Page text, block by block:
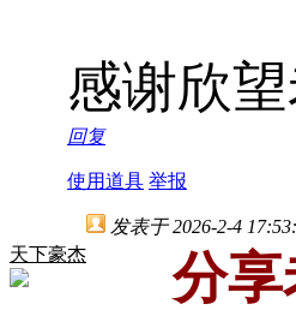
感谢欣
回复
使用道具 举报
天下豪杰
发表于 2026-2-4
分享